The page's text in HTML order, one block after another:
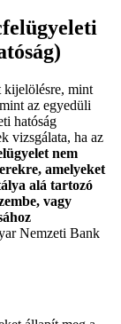
kijelölésre, mint
az egyedüli
hatóság
vizsgálata, ha az
nem
amelyeket
alá tartozó
vagy
Nemzeti Bank